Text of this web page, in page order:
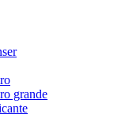
grande